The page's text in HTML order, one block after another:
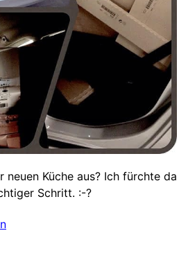
neuen Küche aus? Ich fürchte da
Schritt. :-?